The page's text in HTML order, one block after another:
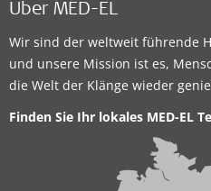
Über MED-EL
Wir sind der weltweit führende
und unsere Mission ist es,
die Welt der Klänge wieder
Finden Sie Ihr lokales MED-EL